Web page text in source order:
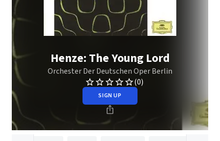
Henze: The Young Lord
Orchester Der Deutschen Oper Berlin
(0)
SIGN UP